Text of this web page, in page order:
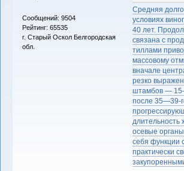
Сообщений: 9504
Рейтинг: 65535
г. Старый Оскол Белгородская
обл.
Средняя
условиях
40 лет.
связана с
тиллами
массовому
вначале
резко
штамбов —
после 35—39-
длительность
осевые
себя функции
практически